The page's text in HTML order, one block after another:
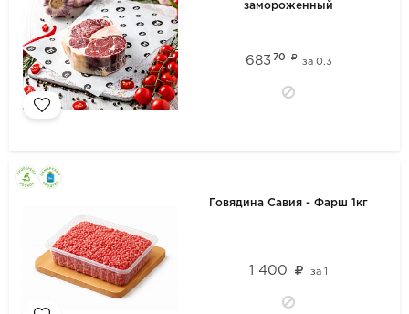
замороженный
683 70 за 0.3
Говядина Савия - Фарш 1кг
1 400 за1